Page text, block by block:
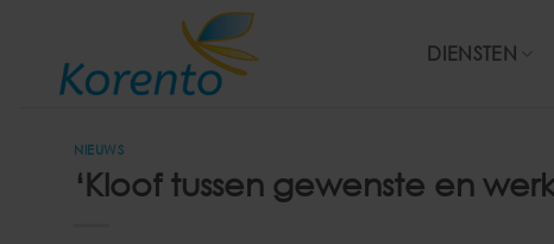
inhoud
DIENSTEN
NIEUWS
‘Kloof tussen gewenste en